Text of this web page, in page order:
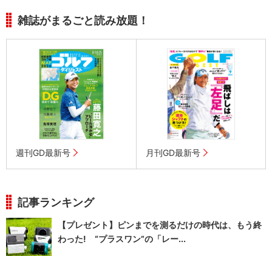
雑誌がまるごと読み放題！
週刊GD最新号 月刊GD最新号
記事ランキング
【プレゼント】ピンまでを測るだけの時代は、もう終
わった! “プラスワン”の「レー...